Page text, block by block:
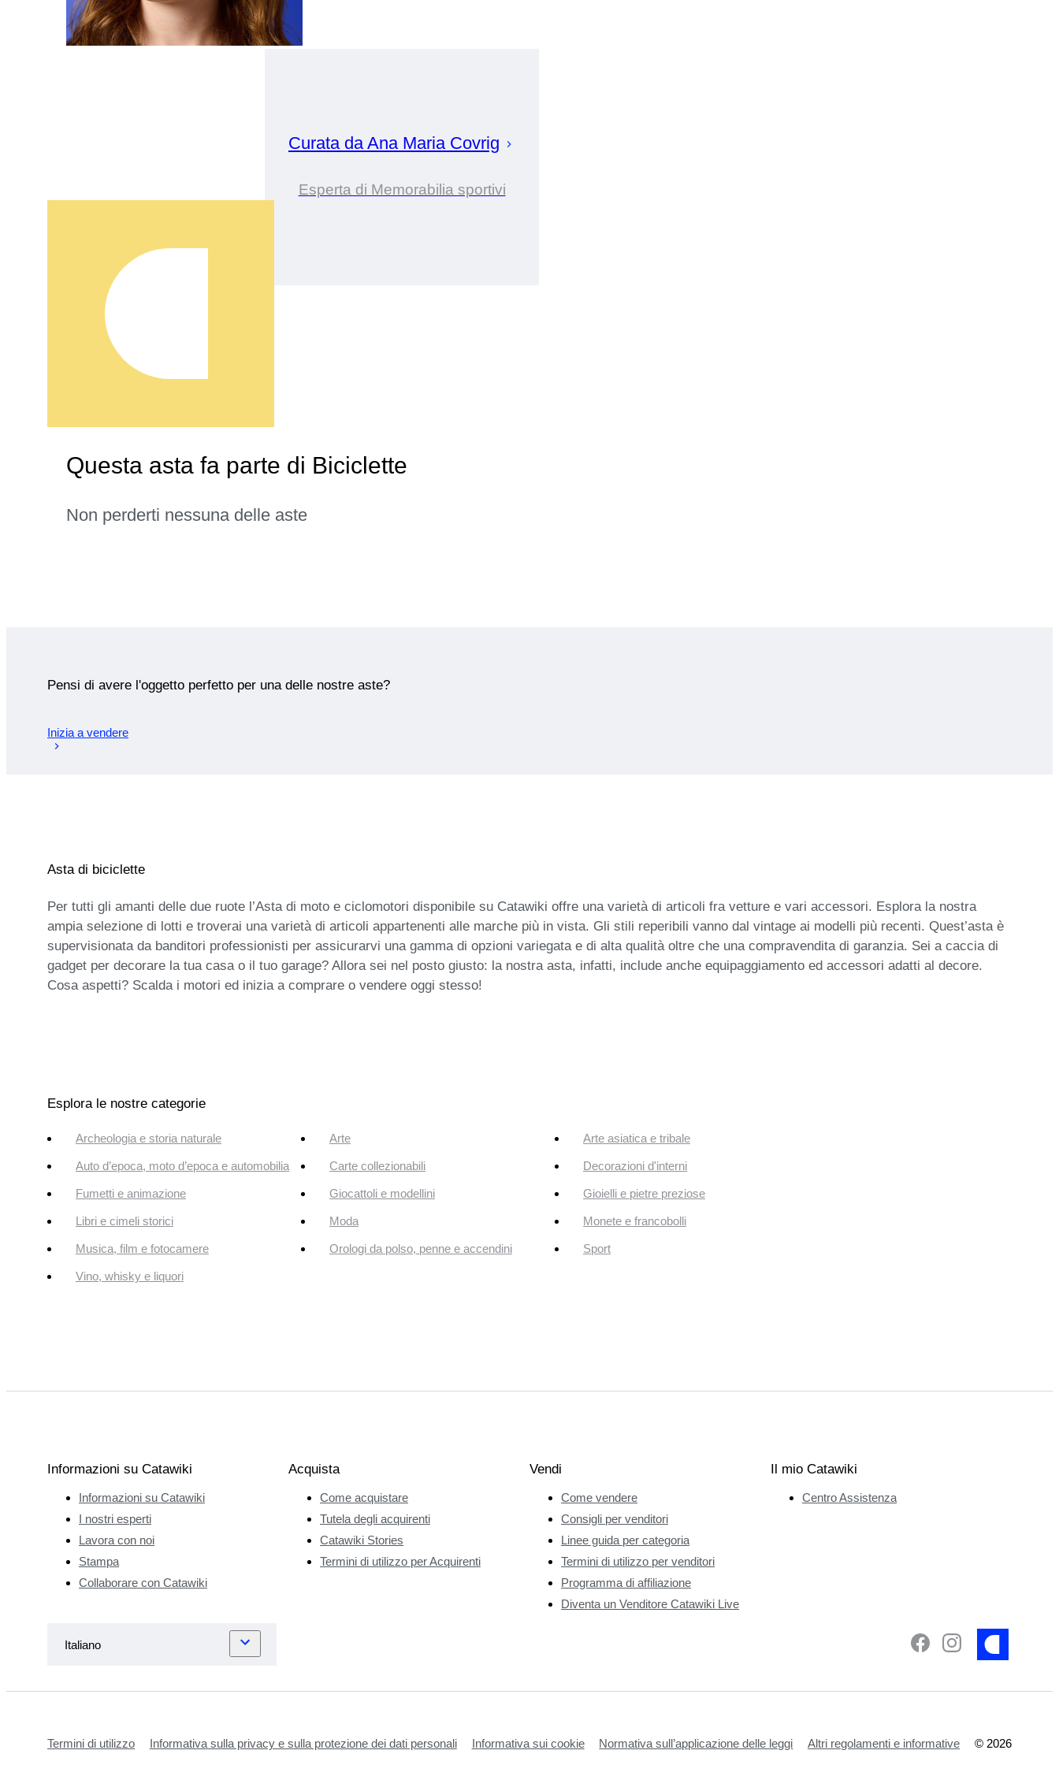
Curata da Ana Maria Covrig
Esperta di Memorabilia sportivi
Questa asta fa parte di Biciclette
Non perderti nessuna delle aste
Pensi di avere l'oggetto perfetto per una delle nostre aste?
Inizia a vendere
Asta di biciclette
Per tutti gli amanti delle due ruote l’Asta di moto e ciclomotori disponibile su Catawiki offre una varietà di articoli fra vetture e vari accessori. Esplora la nostra
ampia selezione di lotti e troverai una varietà di articoli appartenenti alle marche più in vista. Gli stili reperibili vanno dal vintage ai modelli più recenti. Quest’asta è
supervisionata da banditori professionisti per assicurarvi una gamma di opzioni variegata e di alta qualità oltre che una compravendita di garanzia. Sei a caccia di
gadget per decorare la tua casa o il tuo garage? Allora sei nel posto giusto: la nostra asta, infatti, include anche equipaggiamento ed accessori adatti al decore.
Cosa aspetti? Scalda i motori ed inizia a comprare o vendere oggi stesso!
Esplora le nostre categorie
Archeologia e storia naturale Arte Arte asiatica e tribale
Auto d’epoca, moto d’epoca e automobilia Carte collezionabili Decorazioni d'interni
Fumetti e animazione Giocattoli e modellini Gioielli e pietre preziose
Libri e cimeli storici Moda Monete e francobolli
Musica, film e fotocamere Orologi da polso, penne e accendini Sport
Vino, whisky e liquori
Informazioni su Catawiki
Informazioni su Catawiki
I nostri esperti
Lavora con noi
Stampa
Collaborare con Catawiki
Acquista
Come acquistare
Tutela degli acquirenti
Catawiki Stories
Termini di utilizzo per Acquirenti
Vendi
Come vendere
Consigli per venditori
Linee guida per categoria
Termini di utilizzo per venditori
Programma di affiliazione
Diventa un Venditore Catawiki Live
Il mio Catawiki
Centro Assistenza
Termini di utilizzo Informativa sulla privacy e sulla protezione dei dati personali Informativa sui cookie Normativa sull’applicazione delle leggi Altri regolamenti e informative © 2026